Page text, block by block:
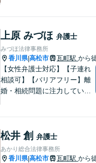
ていただきます。ご相談は無
料ですので、お気軽にご相談
ください。
上原 みづほ 弁護士
みづほ法律事務所
香川県|高松市 瓦町駅 から
【女性弁護士対応】【子連れ
相談可】【バリアフリー】離
婚・相続問題に注力していま
松井 創 弁護士
あかり総合法律事務所
香川県|高松市 瓦町駅 から